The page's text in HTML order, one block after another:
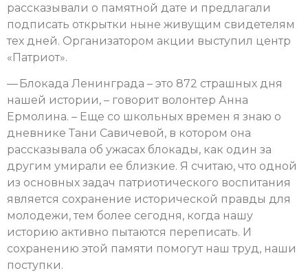
рассказывали о памятной дате и предлагали
подписать открытки ныне живущим свидетелям
тех дней. Организатором акции выступил центр
«Патриот».
— Блокада Ленинграда – это 872 страшных дня
нашей истории, – говорит волонтер Анна
Ермолина. – Еще со школьных времен я знаю о
дневнике Тани Савичевой, в котором она
рассказывала об ужасах блокады, как один за
другим умирали ее близкие. Я считаю, что одной
из основных задач патриотического воспитания
является сохранение исторической правды для
молодежи, тем более сегодня, когда нашу
историю активно пытаются переписать. И
сохранению этой памяти помогут наш труд, наши
поступки.